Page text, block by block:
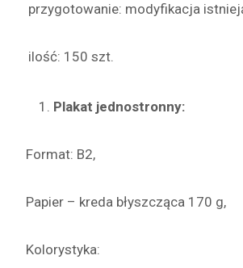
przygotowanie: modyfikacja
ilość: 150 szt.
Plakat jednostronny:
Format: B2,
Papier – kreda błyszcząca 170 g,
Kolorystyka: